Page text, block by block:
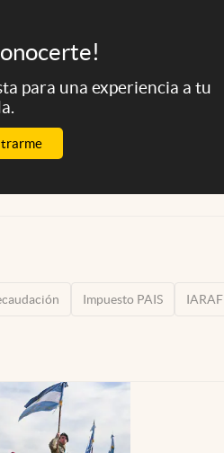
para una experiencia a tu
Impuesto PAIS IARAF